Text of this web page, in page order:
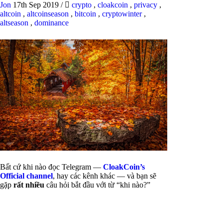
Jon 17th Sep 2019 / crypto , cloakcoin , privacy ,
altcoin , altcoinseason , bitcoin , cryptowinter,
altseason , dominance
Bất cứ khi nào đọc Telegram — CloakCoin’s
Official channel, hay các kênh khác — và bạn sẽ
gặp rất nhiều câu hỏi bắt đầu với từ “khi nào?”